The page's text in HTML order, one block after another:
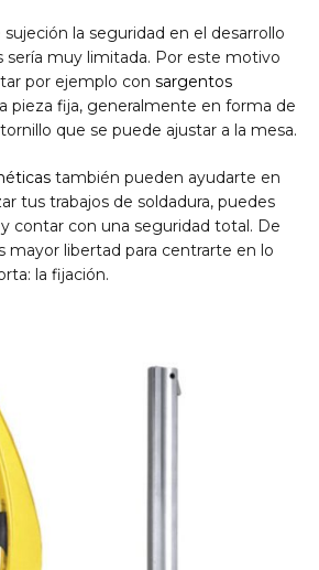
la seguridad en el desarrollo
sería muy limitada. Por este motivo
por ejemplo con sargentos
pieza fija, generalmente en forma de
que se puede ajustar a la mesa.
también pueden ayudarte en
tus trabajos de soldadura, puedes
contar con una seguridad total. De
mayor libertad para centrarte en lo
la fijación.